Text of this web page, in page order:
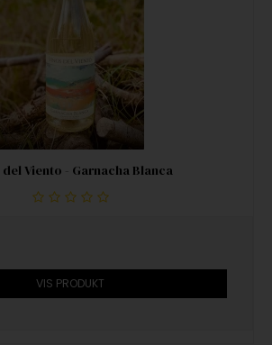
del Viento - Garnacha Blanca
VIS PRODUKT